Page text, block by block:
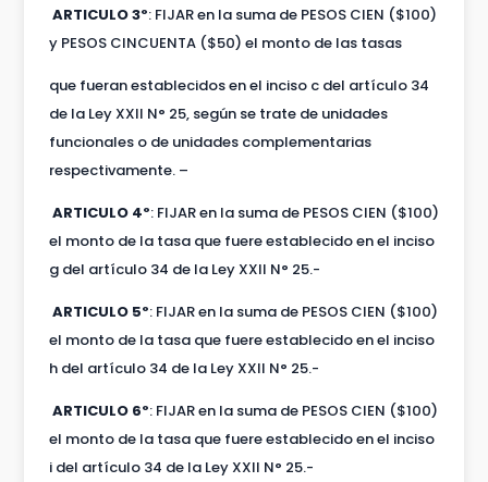
ARTICULO 3º: FIJAR en la suma de PESOS CIEN ($100)
y PESOS CINCUENTA ($50) el monto de las tasas
que fueran establecidos en el inciso c del artículo 34
de la Ley XXII N° 25, según se trate de unidades
funcionales o de unidades complementarias
respectivamente. –
ARTICULO 4º: FIJAR en la suma de PESOS CIEN ($100)
el monto de la tasa que fuere establecido en el inciso
g del artículo 34 de la Ley XXII N° 25.-
ARTICULO 5º: FIJAR en la suma de PESOS CIEN ($100)
el monto de la tasa que fuere establecido en el inciso
h del artículo 34 de la Ley XXII N° 25.-
ARTICULO 6º: FIJAR en la suma de PESOS CIEN ($100)
el monto de la tasa que fuere establecido en el inciso
i del artículo 34 de la Ley XXII N° 25.-